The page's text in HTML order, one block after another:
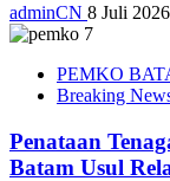
adminCN 8 Juli 2026
PEMKO
Breaking
Penataan
Batam Usul